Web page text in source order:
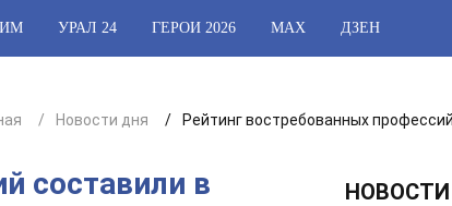
УРАЛ 24 ГЕРОИ 2026 МАХ ДЗЕН
Новости дня Рейтинг востребованных
составили в
НОВОСТИ